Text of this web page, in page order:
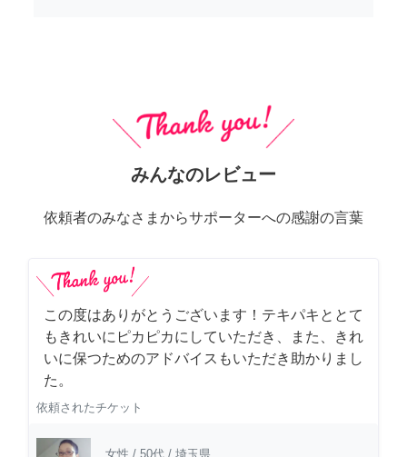
みんなのレビュー
依頼者のみなさまからサポーターへの感謝の言葉
この度はありがとうございます！テキパキととて
もきれいにピカピカにしていただき、また、きれ
いに保つためのアドバイスもいただき助かりまし
た。
依頼されたチケット
女性 / 50代 / 埼玉県